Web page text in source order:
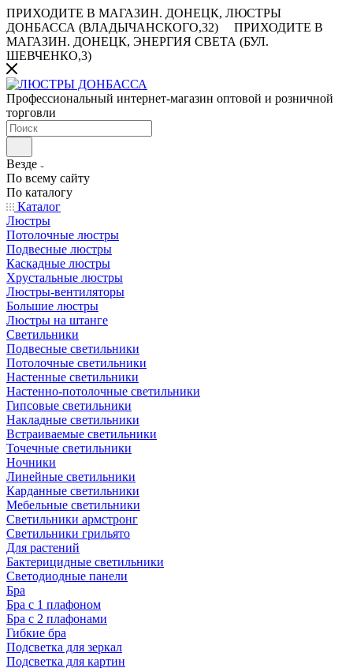
ПРИХОДИТЕ В МАГАЗИН. ДОНЕЦК, ЛЮСТРЫ
ДОНБАССА (ВЛАДЫЧАНСКОГО,32)
ПРИХОДИТЕ В
МАГАЗИН. ДОНЕЦК, ЭНЕРГИЯ СВЕТА (БУЛ.
ШЕВЧЕНКО,3)
Профессиональный интернет-магазин оптовой и розничной
торговли
Везде
По всему сайту
По каталогу
Каталог
Люстры
Потолочные люстры
Подвесные люстры
Каскадные люстры
Хрустальные люстры
Люстры-вентиляторы
Большие люстры
Люстры на штанге
Светильники
Подвесные светильники
Потолочные светильники
Настенные светильники
Настенно-потолочные светильники
Гипсовые светильники
Накладные светильники
Встраиваемые светильники
Точечные светильники
Ночники
Линейные светильники
Карданные светильники
Мебельные светильники
Светильники армстронг
Светильники грильято
Для растений
Бактерицидные светильники
Светодиодные панели
Бра
Бра с 1 плафоном
Бра с 2 плафонами
Гибкие бра
Подсветка для зеркал
Подсветка для картин